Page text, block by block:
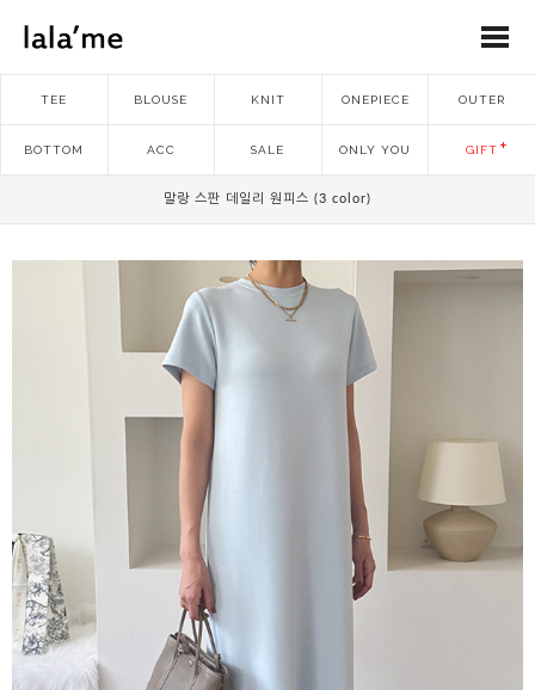
TEE BLOUSE KNIT ONEPIECE OUTER
BOTTOM ACC SALE ONLY YOU GIFT
말랑 스판 데일리 원피스 (3 color)